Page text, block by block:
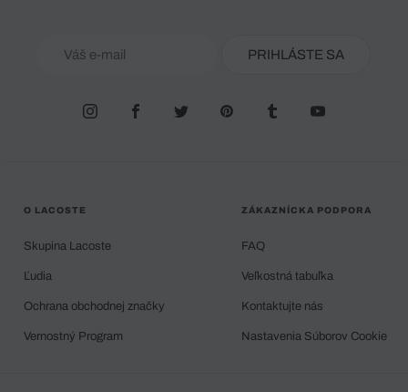
PRIHLÁSTE SA
O LACOSTE
Skupina Lacoste
Ľudia
Ochrana obchodnej značky
Vernostný Program
ZÁKAZNÍCKA PODPORA
FAQ
Veľkostná tabuľka
Kontaktujte nás
Nastavenia Súborov Cookie